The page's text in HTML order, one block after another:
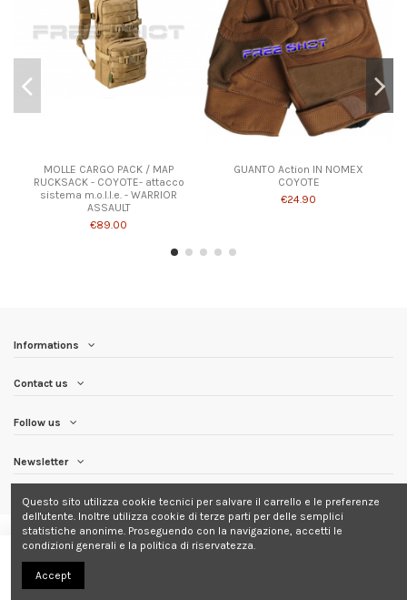
MOLLE CARGO PACK / MAP
RUCKSACK - COYOTE- attacco
sistema m.o.l.l.e. - WARRIOR
ASSAULT
€89.00
GUANTO Action IN NOMEX
COYOTE
€24.90
Informations
Contact us
Follow us
Newsletter
Questo sito utilizza cookie tecnici per salvare il carrello e le preferenze
dell'utente. Inoltre utilizza cookie di terze parti per delle semplici
statistiche anonime. Proseguendo con la navigazione, accetti le
condizioni generali e la politica di riservatezza.
Accept